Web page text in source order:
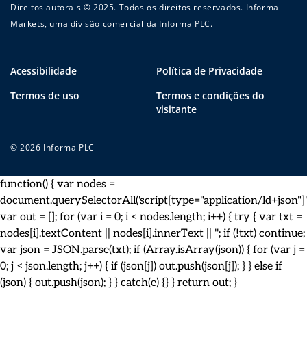
Direitos autorais © 2025. Todos os direitos reservados. Informa
Markets, uma divisão comercial da Informa PLC.
Acessibilidade
Política de Privacidade
Termos de uso
Termos e condições do
visitante
© 2026 Informa PLC
function() { var nodes =
document.querySelectorAll('script[type="application/
var out = []; for (var i = 0; i < nodes.length; i++) { try { var txt =
nodes[i].textContent || nodes[i].innerText || ''; if (!txt) continue;
var json = JSON.parse(txt); if (Array.isArray(json)) { for (var j =
0; j < json.length; j++) { if (json[j]) out.push(json[j]); } } else if
(json) { out.push(json); } } catch(e) {} } return out; }